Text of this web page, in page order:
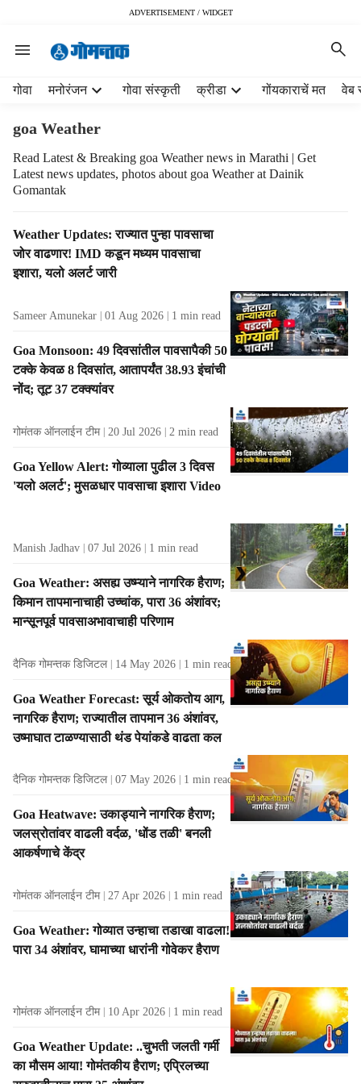
ADVERTISEMENT / WIDGET
गोवा मनोरंजन गोवा संस्कृती क्रीडा गोंयकाराचें मत वेब
goa Weather
Read Latest & Breaking goa Weather news in Marathi | Get
Latest news updates, photos about goa Weather at Dainik
Gomantak
T
a
g
s
l
t
s
Weather Updates: राज्यात पुन्हा पावसाचा
जोर वाढणार! IMD कडून मध्यम पावसाचा
इशारा, यलो अलर्ट जारी
Sameer Amunekar 01 Aug 2026 1 min read
Goa Monsoon: 49 दिवसांतील पावसापैकी 50
टक्‍के केवळ 8 दिवसांत, आतापर्यंत 38.93 इंचांची
नोंद; तूट 37 टक्‍क्‍यांवर
गोमंतक ऑनलाईन टीम 20 Jul 2026 2 min read
Goa Yellow Alert: गोव्याला पुढील 3 दिवस
'यलो अलर्ट'; मुसळधार पावसाचा इशारा Video
Manish Jadhav 07 Jul 2026 1 min read
Goa Weather: असह्य उष्म्याने नागरिक हैराण;
किमान तापमानाचाही उच्चांक, पारा 36 अंशांवर;
मान्सूनपूर्व पावसाअभावाचाही परिणाम
दैनिक गोमन्तक डिजिटल 14 May 2026 1 min read
Goa Weather Forecast: सूर्य ओकतोय आग,
नागरिक हैराण; राज्यातील तापमान 36 अंशांवर,
उष्माघात टाळण्यासाठी थंड पेयांकडे वाढता कल
दैनिक गोमन्तक डिजिटल 07 May 2026 1 min read
Goa Heatwave: उकाड्याने नागरिक हैराण;
जलस्रोतांवर वाढली वर्दळ, 'धोंड तळी' बनली
आकर्षणाचे केंद्र
गोमंतक ऑनलाईन टीम 27 Apr 2026 1 min read
Goa Weather: गोव्यात उन्हाचा तडाखा वाढला!
पारा 34 अंशांवर, घामाच्या धारांनी गोवेकर हैराण
गोमंतक ऑनलाईन टीम 10 Apr 2026 1 min read
Goa Weather Update: ..चुभती जलती गर्मी
का मौसम आया! गोमंतकीय हैराण; एप्रिलच्या